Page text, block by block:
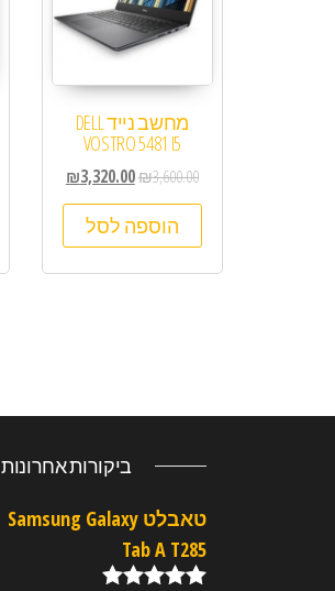
מחשב נייד DELL
VOSTRO 5481 I5
₪3,600.00
₪3,320.00
הוספה לסל
ביקורות אחרונות
טאבלט Samsung Galaxy
Tab A T285